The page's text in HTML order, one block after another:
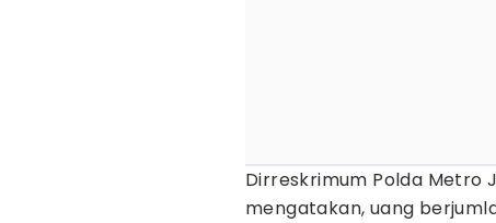
Dirreskrimum Polda Metro
mengatakan, uang